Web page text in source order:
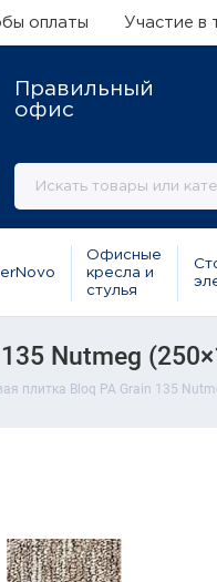
оплаты Участие в
Правильный
офис
Офисные
кресла и
стулья
Nutmeg
плитка Bloq PA Grain 135